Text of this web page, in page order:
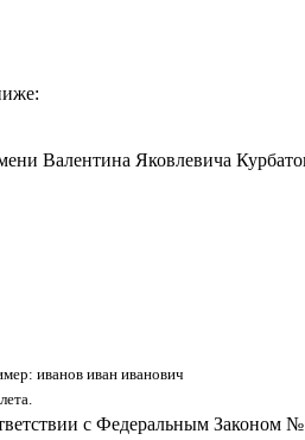
Валентина Яковлевича
иванов иван иванович
с Федеральным Законом